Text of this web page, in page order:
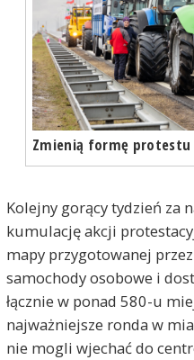
Zmienią formę protestu
Kolejny gorący tydzień za
kumulację akcji
mapy przygotowanej
samochody osobowe i
łącznie w ponad 580-u
najważniejsze ronda w
nie mogli wjechać do